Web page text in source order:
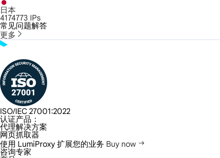
日本
4174773 IPs
常见问题解答
更多
ISO/IEC 27001:2022
认证产品：
代理解决方案
网页抓取器
使用 LumiProxy 扩展您的业务 Buy now
咨询专家